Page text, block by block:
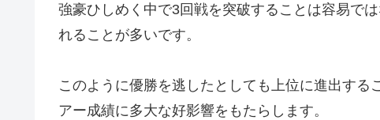
強豪ひしめく中で3回戦を突破することは容易で
れることが多いです。
このように優勝を逃したとしても上位に進出す
アー成績に多大な好影響をもたらします。